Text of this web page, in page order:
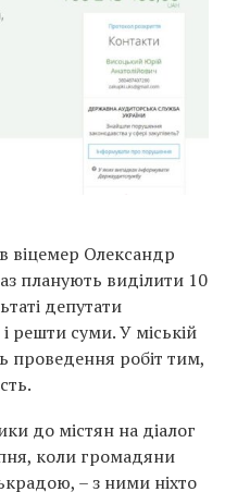
віцемер Олександр
планують виділити 10
депутати
решти суми. У міській
проведення робіт тим,
до містян на діалог
коли громадяни
– з ними ніхто